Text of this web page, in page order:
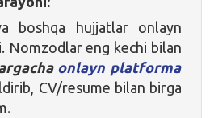
boshqa hujjatlar onlayn
Nomzodlar eng kechi bilan
onlayn platforma
CV/resume bilan birga